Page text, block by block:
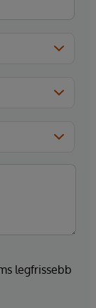
legfrissebb